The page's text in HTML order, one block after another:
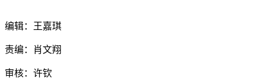
编辑：王嘉琪
责编：肖文翔
审核：许钦